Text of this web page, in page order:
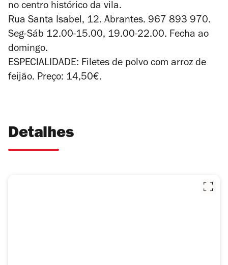
no centro histórico da vila.
Rua Santa Isabel, 12. Abrantes. 967 893 970.
Seg-Sáb 12.00-15.00, 19.00-22.00. Fecha ao
domingo.
ESPECIALIDADE: Filetes de polvo com arroz de
feijão. Preço: 14,50€.
Detalhes